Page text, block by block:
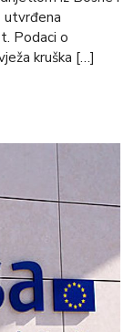
utvrđena
Podaci o
kruška […]